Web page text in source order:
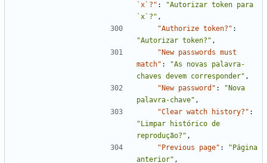
`x`?" :
"Autorizar token para
`x`?" ,
"Authorize token?" :
"Autorizar token?" ,
"New passwords must
match" :
"As novas palavra-
chaves devem corresponder" ,
"New password" :
"Nova
palavra-chave" ,
"Clear watch history?" :
"Limpar histórico de
reprodução?" ,
"Previous page" :
"Página
anterior" ,